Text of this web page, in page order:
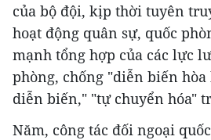
của bộ đội, kịp thời tuyên
hoạt động quân sự, quốc
mạnh tổng hợp của các lực
phòng, chống "diễn biến
diễn biến," "tự chuyển hóa"
Năm, công tác đối ngoại